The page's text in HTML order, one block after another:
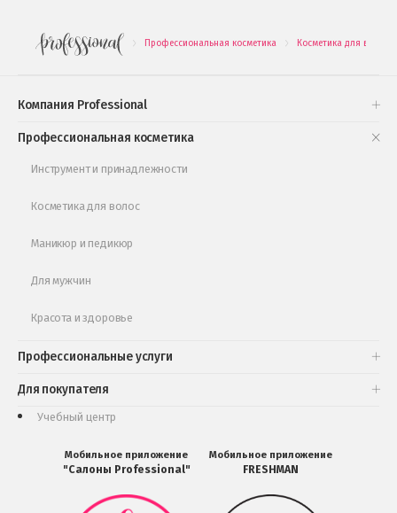
. Профессиональная косметика . Косметика для волос
Компания Professional
Профессиональная косметика
Инструмент и принадлежности
Косметика для волос
Маникюр и педикюр
Для мужчин
Красота и здоровье
Профессиональные услуги
Для покупателя
Подарочные наборы
Обучающее видео
Учебный центр
Мобильное приложение
"Салоны Professional"
Мобильное
Мобильное приложение
FRESHMAN
Мобильное